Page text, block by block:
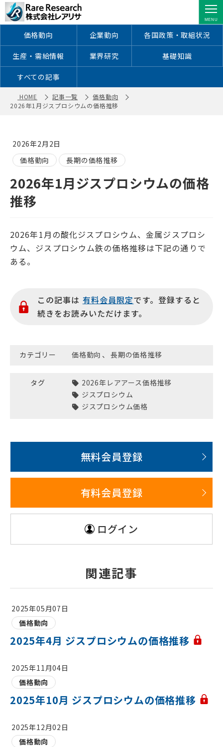
2026年1月ジスプロシウムの価格推移
｜ 株式会社レアリサ
価格動向 企業動向 各国政策・取組状況
生産・需給情報 業界研究 基礎知識
すべての記事
HOME 記事一覧
価格動向
2026年1月ジスプロシウムの価格推移
2026年2月2日
価格動向
長期の価格推移
2026年1月ジスプロシウムの価格
推移
2026年1月の酸化ジスプロシウム、金属ジスプロシ
ウム、ジスプロシウム鉄の価格推移は下記の通りで
ある。
この記事は 有料会員限定です。登録すると
続きをお読みいただけます。
カテゴリー 価格動向 、 長期の価格推移
タグ
2026年レアアース価格推移
ジスプロシウム
ジスプロシウム価格
無料会員登録
有料会員登録
ログイン
関連記事
2025年05月07日
価格動向
2025年4月 ジスプロシウムの価格推移
2025年11月04日
価格動向
2025年10月 ジスプロシウムの価格推移
2025年12月02日
価格動向